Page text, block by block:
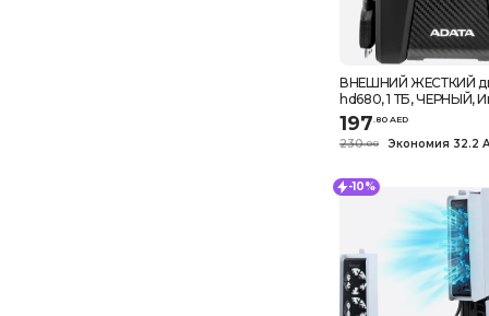
ВНЕШНИЙ ЖЕСТКИЙ
hd680, 1 ТБ, ЧЕРНЫЙ,
Жесткий диск,
USB-КАБЕЛЕЙ,
Класс
197.80 AED
230.00 Экономия 32.2
-10%